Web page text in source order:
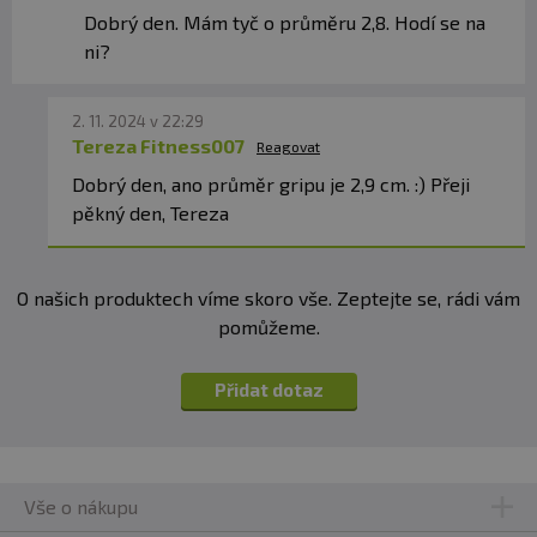
Dobrý den. Mám tyč o průměru 2,8. Hodí se na
ni?
2. 11. 2024 v 22:29
Tereza Fitness007 Reagovat
Dobrý den, ano průměr gripu je 2,9 cm. :) Přeji
pěkný den, Tereza
O našich produktech víme skoro vše. Zeptejte se, rádi vám
pomůžeme.
Přidat dotaz
Vše o nákupu